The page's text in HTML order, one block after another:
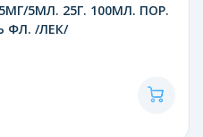
5МЛ. 25Г. 100МЛ. ПОР.
ФЛ. /ЛЕК/